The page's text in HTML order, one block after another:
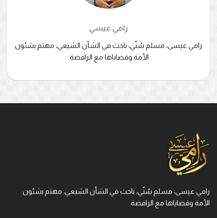
رامي عيسي
رامي عيسى، مسلم سُنّي، باحث في الشأن الشيعي، مهتم بشئون
الأمة وقضاياها مع الرافضة.
رامي عيسى، مسلم سُنّي، باحث في الشأن الشيعي، مهتم بشئون
الأمة وقضاياها مع الرافضة.